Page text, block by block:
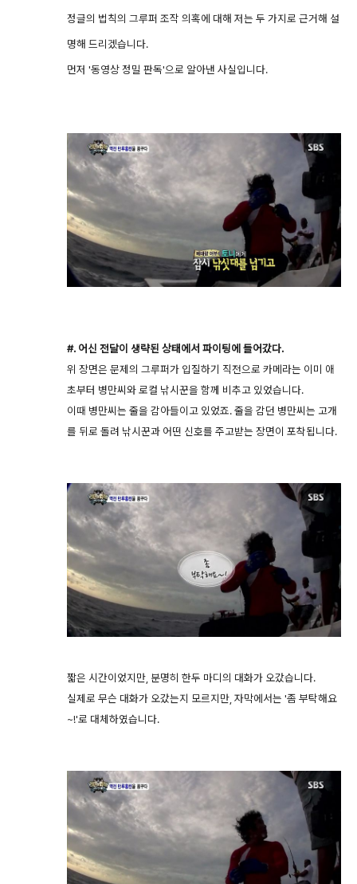
정글의 법칙의 그루퍼 조작 의혹에 대해 저는 두 가지로 근거해 설
명해 드리겠습니다.
먼저 '동영상 정밀 판독'으로 알아낸 사실입니다.
#. 어신 전달이 생략된 상태에서 파이팅에 들어갔다.
위 장면은 문제의 그루퍼가 입질하기 직전으로 카메라는 이미 애
초부터 병만씨와 로컬 낚시꾼을 함께 비추고 있었습니다.
이때 병만씨는 줄을 감아들이고 있었죠. 줄을 감던 병만씨는 고개
를 뒤로 돌려 낚시꾼과 어떤 신호를 주고받는 장면이 포착됩니다.
짧은 시간이었지만, 분명히 한두 마디의 대화가 오갔습니다.
실제로 무슨 대화가 오갔는지 모르지만, 자막에서는 '좀 부탁해요
~!'로 대체하였습니다.